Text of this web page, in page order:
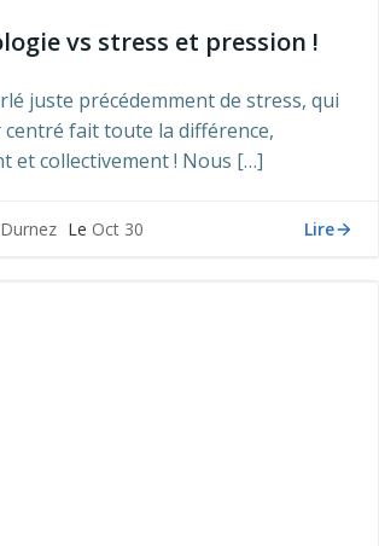
vs stress et pression !
juste précédemment de stress, qui
centré fait toute la différence,
et collectivement ! Nous […]
Le Oct 30 Lire